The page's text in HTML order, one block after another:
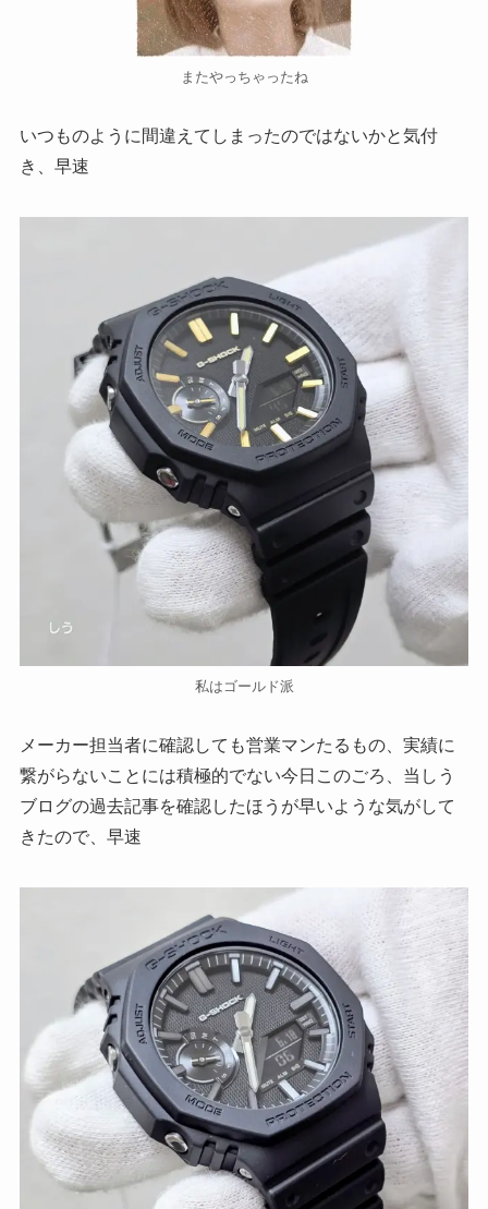
またやっちゃったね
いつものように間違えてしまったのではないかと気付
き、早速
私はゴールド派
メーカー担当者に確認しても営業マンたるもの、実績に
繋がらないことには積極的でない今日このごろ、当しう
ブログの過去記事を確認したほうが早いような気がして
きたので、早速